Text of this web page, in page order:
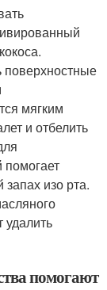
поверхностные
мягким
и отбелить
помогает
изо рта.
удалить
помогают